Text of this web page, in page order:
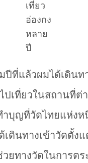
เที่ยว
ฮ่องกง
หลาย
ปี
ที่แล้วผมได้เดินท
ปเที่ยวในสถานที่ต่
ำบุญที่วัดไทยแห่งห
เดินทางเข้าวัดตั้ง
วยทางวัดในการต